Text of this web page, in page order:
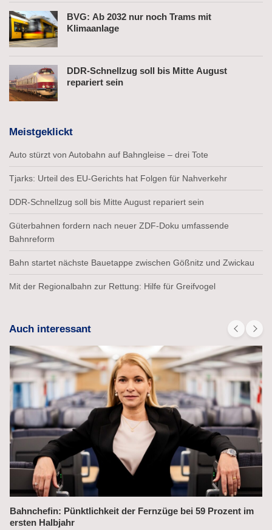
BVG: Ab 2032 nur noch Trams mit
Klimaanlage
DDR-Schnellzug soll bis Mitte August
repariert sein
Meistgeklickt
Auto stürzt von Autobahn auf Bahngleise – drei Tote
Tjarks: Urteil des EU-Gerichts hat Folgen für Nahverkehr
DDR-Schnellzug soll bis Mitte August repariert sein
Güterbahnen fordern nach neuer ZDF-Doku umfassende
Bahnreform
Bahn startet nächste Bauetappe zwischen Gößnitz und Zwickau
Mit der Regionalbahn zur Rettung: Hilfe für Greifvogel
Auch interessant
der Fernzüge bei 59 Prozent im Alex fährt bis